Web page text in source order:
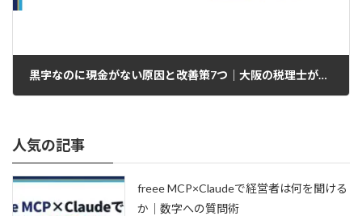
黒字なのに現金がない原因と改善策7つ｜大阪の税理士が解説
人気の記事
freee MCP×Claudeで経営者は何を聞ける
か｜数字への質問術